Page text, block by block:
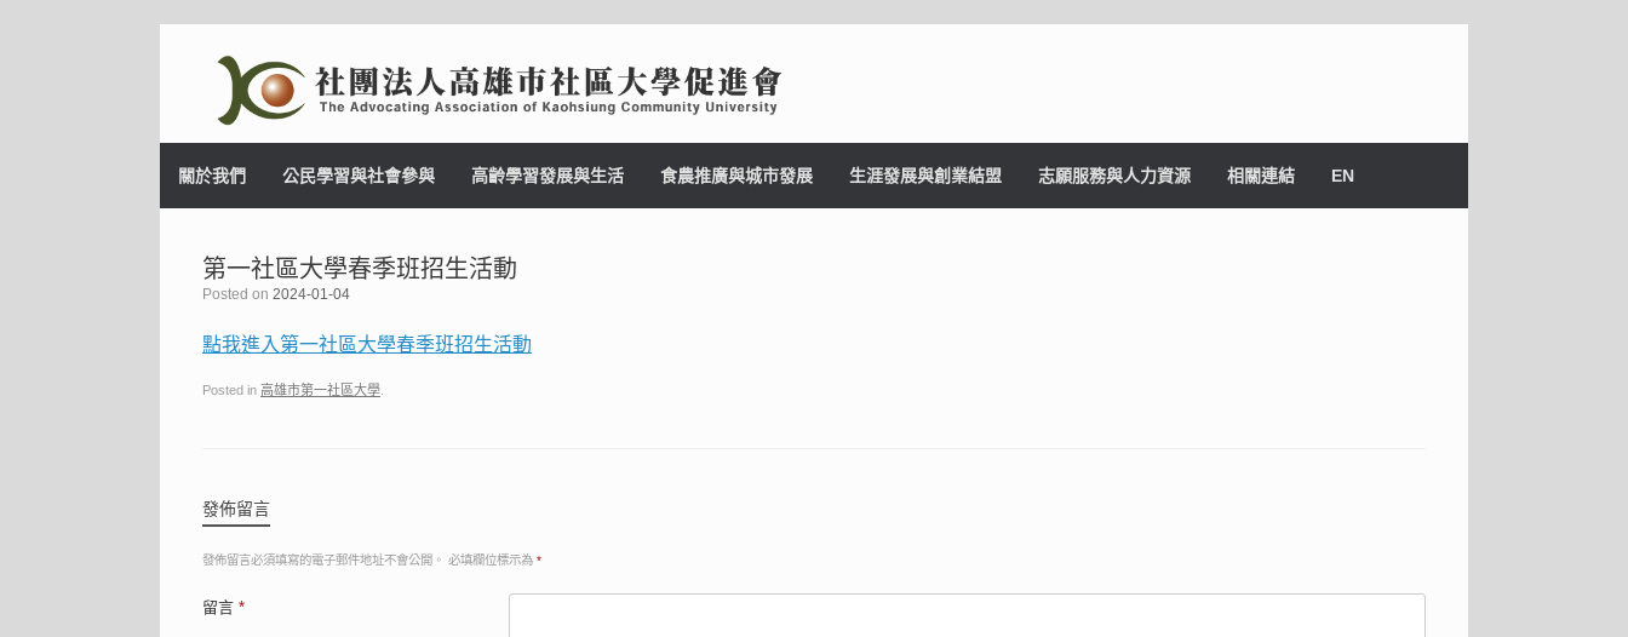
關於我們 公民學習與社會參與 高齡學習發展與生活 食農推廣與城市發展 生涯發展與創業結盟 志願服務與人力資源 相關連結 EN
第一社區大學春季班招生活動
Posted on 2024-01-04
點我進入第一社區大學春季班招生活動
Posted in 高雄市第一社區大學
發佈留言
發佈留言必須填寫的電子郵件地址不會公開。 必填欄位標示為 *
留言 *